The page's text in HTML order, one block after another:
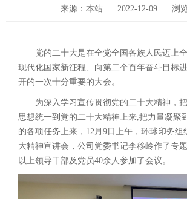
来源：本站 2022-12-09 浏
党的二十大是在全党全国各族人民迈上
现代化国家新征程、向第二个百年奋斗目标
开的一次十分重要的大会。
为深入学习宣传贯彻党的二十大精神，
思想统一到党的二十大精神上来,把力量凝聚
的各项任务上来，12月9日上午，环球印务组
大精神宣讲会，公司党委书记李移岭作了专
以上领导干部及党员40余人参加了会议。